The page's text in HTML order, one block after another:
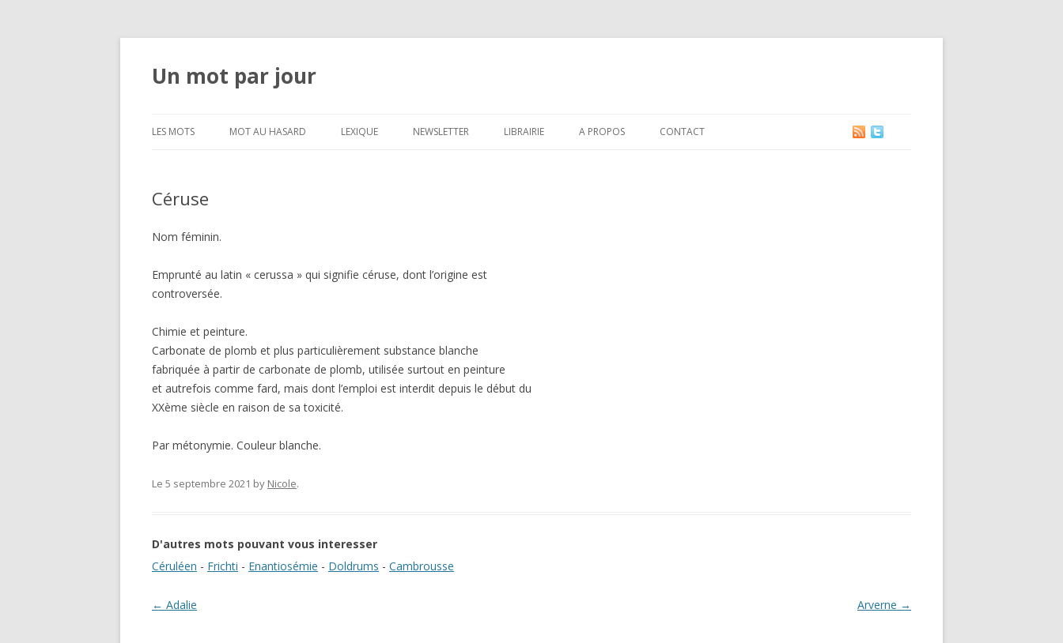
Un mot par jour
LES MOTS MOT AU HASARD LEXIQUE NEWSLETTER LIBRAIRIE A PROPOS CONTACT
Céruse
Nom féminin.
Emprunté au latin « cerussa » qui signifie céruse, dont l’origine est
controversée.
Chimie et peinture.
Carbonate de plomb et plus particulièrement substance blanche
fabriquée à partir de carbonate de plomb, utilisée surtout en peinture
et autrefois comme fard, mais dont l’emploi est interdit depuis le début du
XXème siècle en raison de sa toxicité.
Par métonymie. Couleur blanche.
Le 5 septembre 2021 by Nicole.
D'autres mots pouvant vous interesser
Céruléen - Frichti - Enantiosémie - Doldrums - Cambrousse
Navigation des articles
← Adalie Arverne →